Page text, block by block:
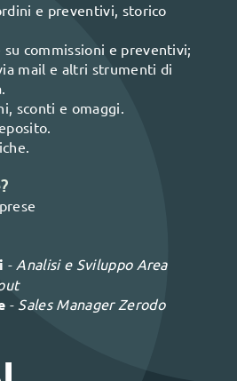
e preventivi, storico
commissioni e preventivi;
mail e altri strumenti di
sconti e omaggi.
- Analisi e Sviluppo Area
- Sales Manager Zerodo